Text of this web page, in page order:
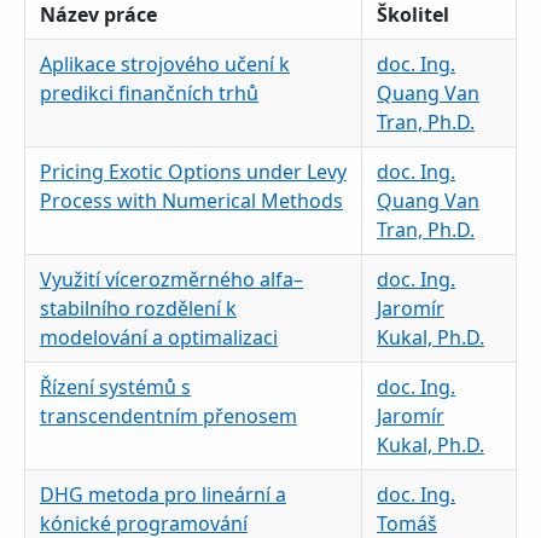
Název práce
Školitel
Aplikace strojového učení k
predikci finančních trhů
doc. Ing.
Quang Van
Tran, Ph.D.
Pricing Exotic Options under Levy
Process with Numerical Methods
doc. Ing.
Quang Van
Tran, Ph.D.
Využití vícerozměrného alfa–
stabilního rozdělení k
modelování a optimalizaci
doc. Ing.
Jaromír
Kukal, Ph.D.
Řízení systémů s
transcendentním přenosem
doc. Ing.
Jaromír
Kukal, Ph.D.
DHG metoda pro lineární a
kónické programování
doc. Ing.
Tomáš